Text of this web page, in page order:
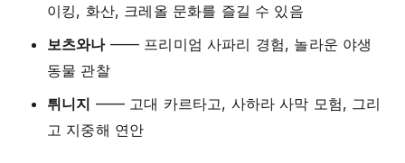
이킹, 화산, 크레올 문화를 즐길 수 있음
보츠와나—— 프리미엄 사파리 경험, 놀라운 야생
동물 관찰
튀니지 —— 고대 카르타고, 사하라 사막 모험, 그리
고 지중해 연안